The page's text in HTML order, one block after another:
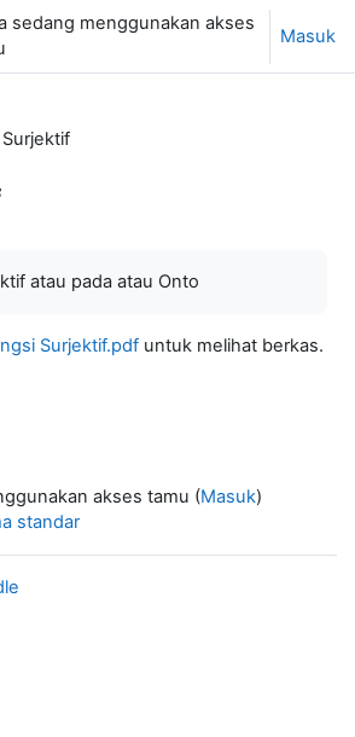
sedang menggunakan akses
Masuk
Surjektif
atau pada atau Onto
Surjektif.pdf untuk melihat berkas.
akses tamu (Masuk)
standar